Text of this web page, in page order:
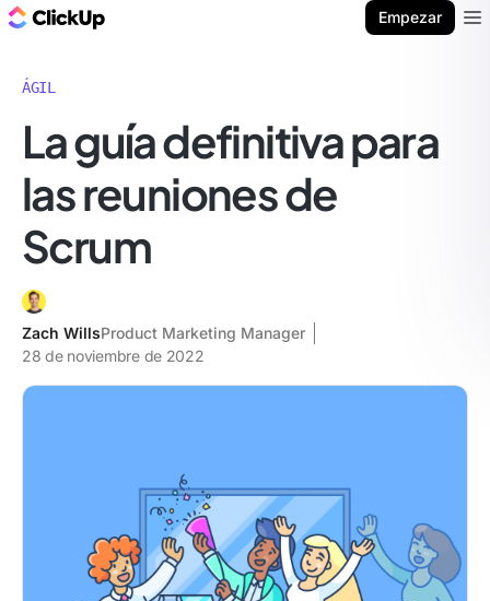
Empezar
ÁGIL
La guía definitiva para
las reuniones de
Scrum
Zach WillsProduct Marketing Manager
28 de noviembre de 2022